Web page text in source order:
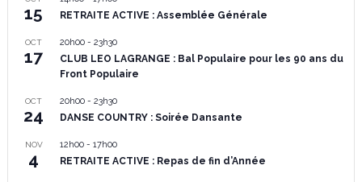
15 RETRAITE ACTIVE : Assemblée Générale
OCT
17
20h00- 23h30
CLUB LEO LAGRANGE : Bal Populaire pour les 90 ans du
Front Populaire
OCT
24
20h00- 23h30
DANSE COUNTRY : Soirée Dansante
NOV
4
12h00- 17h00
RETRAITE ACTIVE : Repas de fin d’Année